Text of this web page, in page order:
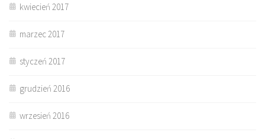
kwiecień 2017
marzec 2017
styczeń 2017
grudzień 2016
wrzesień 2016